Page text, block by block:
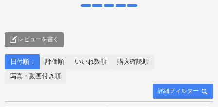
レビューを書く
詳細フィルター
日付順 ↓ 評価順 いいね数順
購入確認順
写真・動画付き順